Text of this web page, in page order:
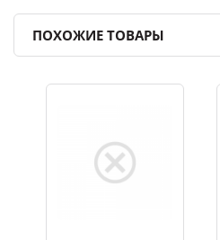
ПОХОЖИЕ ТОВАРЫ